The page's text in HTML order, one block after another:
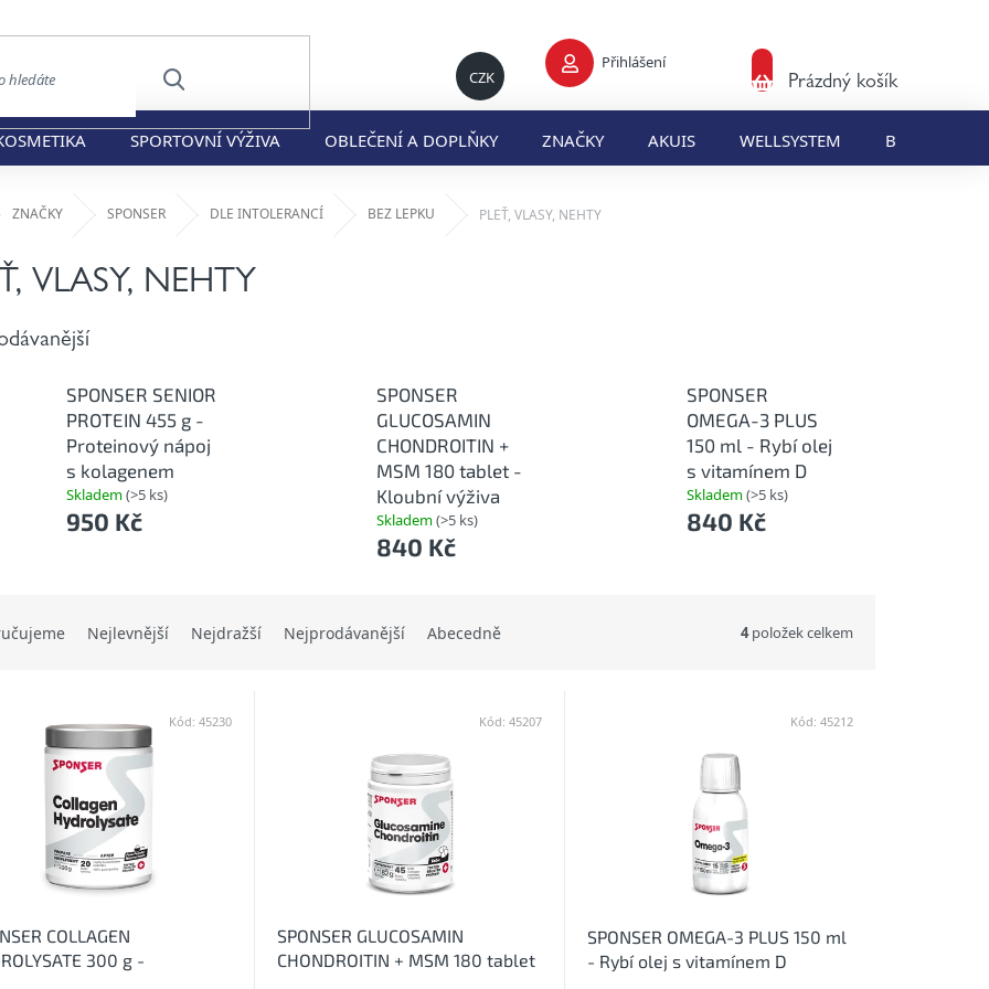
CZK
Přihlášení
HLEDAT
Nákupní
košík
Prázdný košík
SPORTOVNÍ VÝŽIVA OBLEČENÍ A DOPLŇKY ZNAČKY AKUIS WELLSYSTEM BLOG
ZNAČKY SPONSER DLE INTOLERANCÍ BEZ LEPKU PLEŤ, VLASY, NEHTY
VLASY, NEHTY
SPONSER SENIOR
PROTEIN 455 g -
Proteinový nápoj
s kolagenem
Skladem(>5 ks)
950 Kč
SPONSER
GLUCOSAMIN
CHONDROITIN +
MSM 180 tablet -
Kloubní výživa
Skladem(>5 ks)
840 Kč
SPONSER
OMEGA-3 PLUS
150 ml - Rybí olej
s vitamínem D
Skladem(>5 ks)
840 Kč
Nejlevnější Nejdražší Nejprodávanější Abecedně 4položek celkem
COLLAGEN
300 g -
Kód: 45230
SPONSER GLUCOSAMIN
CHONDROITIN + MSM 180 tablet
Kód: 45207
SPONSER OMEGA-3 PLUS 150 ml
- Rybí olej s vitamínem D
Kód: 45212